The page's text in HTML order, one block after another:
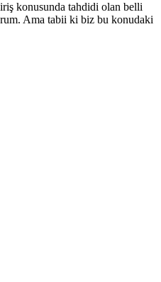
konusunda tahdidi olan belli
Ama tabii ki biz bu konudaki